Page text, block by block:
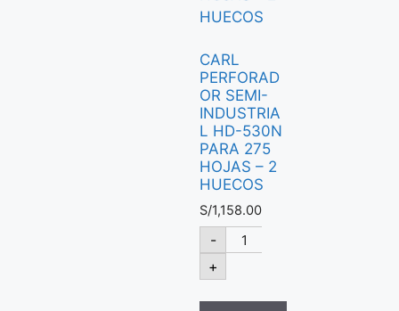
CARL
PERFORAD
OR SEMI-
INDUSTRIA
L HD-530N
PARA 275
HOJAS – 2
HUECOS
S/1,158.00
-
+